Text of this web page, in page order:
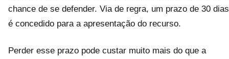
chance de se defender. Via de regra, um prazo de 30 dias
é concedido para a apresentação do recurso.
Perder esse prazo pode custar muito mais do que a